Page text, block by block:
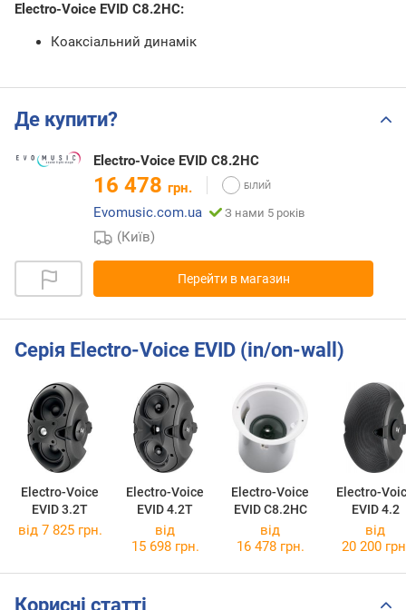
Electro-Voice EVID C8.2HC:
Коаксіальний динамік
Де купити?
Electro-Voice EVID C8.2HC
16 478 грн.
Evomusic.com.ua
З нами 5 років
(Київ)
Перейти в магазин
Серія Electro-Voice EVID (in/on-wall)
Electro-Voice
EVID 3.2T
Electro-Voice
EVID 4.2T
Electro-Voice
EVID C8.2HC
Electro-
EVID 4.2
від 7 825 грн.
від
15 698 грн.
від
16 478 грн.
від
20 200
Корисні статті